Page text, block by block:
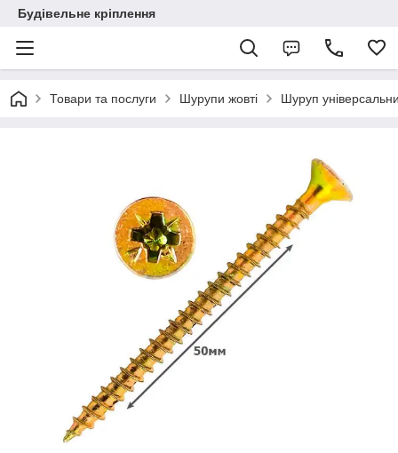
Будівельне кріплення
Товари та послуги Шурупи жовті Шуруп